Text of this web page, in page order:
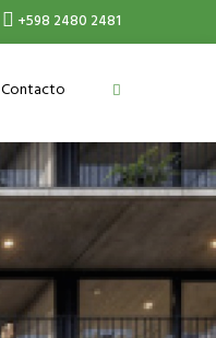
+598 2480 2481
Contacto